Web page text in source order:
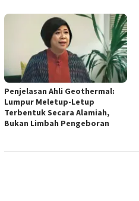
Penjelasan Ahli Geothermal:
Lumpur Meletup-Letup
Terbentuk Secara Alamiah,
Bukan Limbah Pengeboran